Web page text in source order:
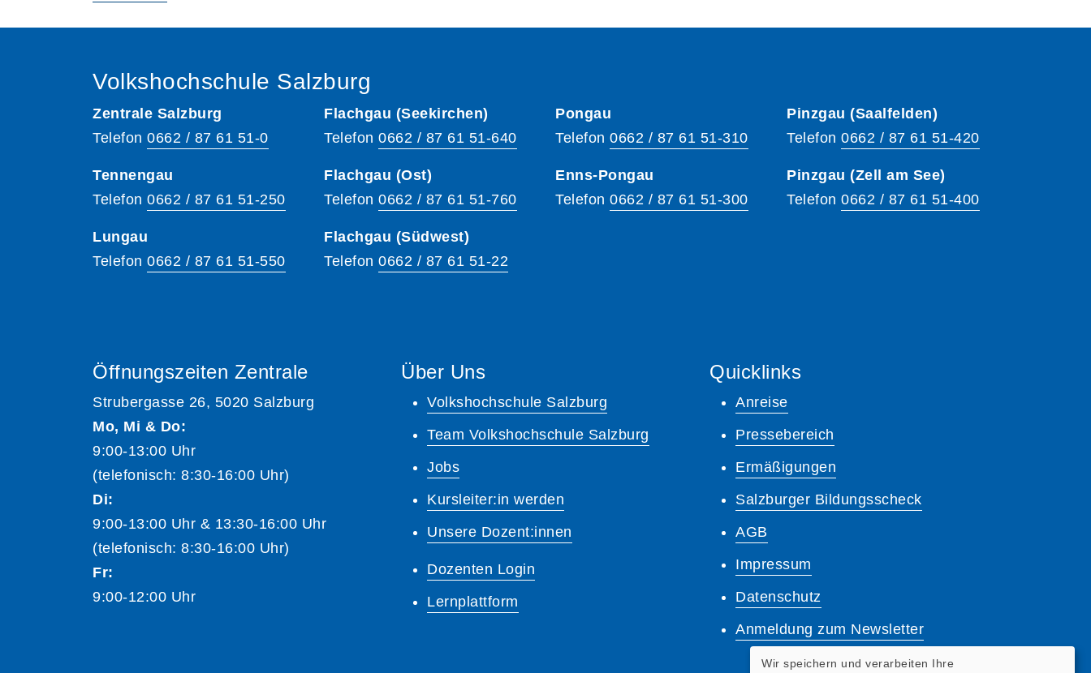
Volkshochschule Salzburg
Zentrale Salzburg
Telefon 0662 / 87 61 51-0
Tennengau
Telefon 0662 / 87 61 51-250
Lungau
Telefon 0662 / 87 61 51-550
Flachgau (Seekirchen)
Telefon 0662 / 87 61 51-640
Flachgau (Ost)
Telefon 0662 / 87 61 51-760
Flachgau (Südwest)
Telefon 0662 / 87 61 51-22
Pongau
Telefon 0662 / 87 61 51-310
Enns-Pongau
Telefon 0662 / 87 61 51-300
Pinzgau (Saalfelden)
Telefon 0662 / 87 61 51-420
Pinzgau (Zell am See)
Telefon 0662 / 87 61 51-400
Öffnungszeiten Zentrale
Strubergasse 26, 5020 Salzburg
Mo, Mi & Do:
9:00-13:00 Uhr
(telefonisch: 8:30-16:00 Uhr)
Di:
9:00-13:00 Uhr & 13:30-16:00 Uhr
(telefonisch: 8:30-16:00 Uhr)
Fr:
9:00-12:00 Uhr
Über Uns
Volkshochschule Salzburg
Team Volkshochschule Salzburg
Jobs
Kursleiter:in werden
Unsere Dozent:innen
Dozenten Login
Lernplattform
Quicklinks
Anreise
Pressebereich
Ermäßigungen
Salzburger Bildungsscheck
AGB
Impressum
Datenschutz
Anmeldung zum Newsletter
Wir speichern und verarbeiten Ihre